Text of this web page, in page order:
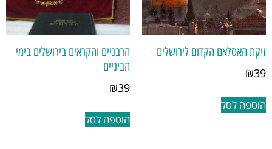
זיקת האסלאם הקדום לירושלים
₪39
הוספה לסל
הרבניים והקראים בירושלים בימי
הביניים
₪39
הוספה לסל